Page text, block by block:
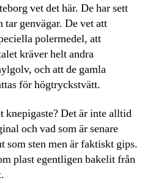
vet det här. De har sett
tar genvägar. De vet att
polermedel, att
kräver helt andra
och att de gamla
för högtryckstvätt.
knepigaste? Det är inte alltid
och vad som är senare
som sten men är faktiskt gips.
plast egentligen bakelit från